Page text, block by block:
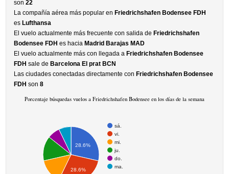
son22
La compañía aérea más popular en Friedrichshafen Bodensee FDH
es Lufthansa
El vuelo actualmente más frecuente con salida de Friedrichshafen
Bodensee FDH es hacia Madrid Barajas MAD
El vuelo actualmente más con llegada a Friedrichshafen Bodensee
FDH sale de Barcelona El prat BCN
Las ciudades conectadas directamente con Friedrichshafen Bodensee
FDH son8
Porcentaje búsquedas vuelos a Friedrichshafen Bodensee en los días de la semana
sá.
vi.
mi.
ju.
do.
ma.
28.6%
28.6%